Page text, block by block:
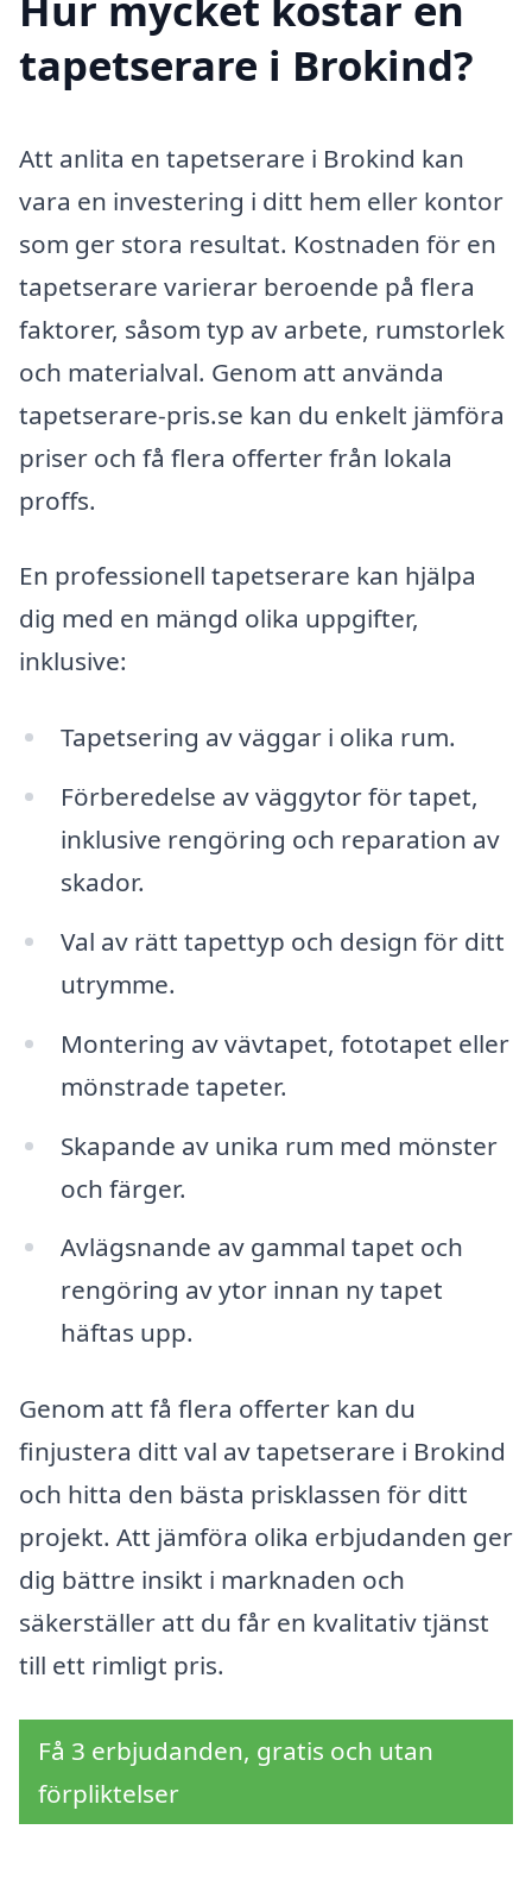
tapetserare i Brokind?
Att anlita en tapetserare i Brokind kan
vara en investering i ditt hem eller kontor
som ger stora resultat. Kostnaden för en
tapetserare varierar beroende på flera
faktorer, såsom typ av arbete, rumstorlek
och materialval. Genom att använda
tapetserare-pris.se kan du enkelt jämföra
priser och få flera offerter från lokala
proffs.
En professionell tapetserare kan hjälpa
dig med en mängd olika uppgifter,
inklusive:
Tapetsering av väggar i olika rum.
Förberedelse av väggytor för tapet,
inklusive rengöring och reparation av
skador.
Val av rätt tapettyp och design för ditt
utrymme.
Montering av vävtapet, fototapet eller
mönstrade tapeter.
Skapande av unika rum med mönster
och färger.
Avlägsnande av gammal tapet och
rengöring av ytor innan ny tapet
häftas upp.
Genom att få flera offerter kan du
finjustera ditt val av tapetserare i Brokind
och hitta den bästa prisklassen för ditt
projekt. Att jämföra olika erbjudanden ger
dig bättre insikt i marknaden och
säkerställer att du får en kvalitativ tjänst
till ett rimligt pris.
Få 3 erbjudanden, gratis och utan
förpliktelser